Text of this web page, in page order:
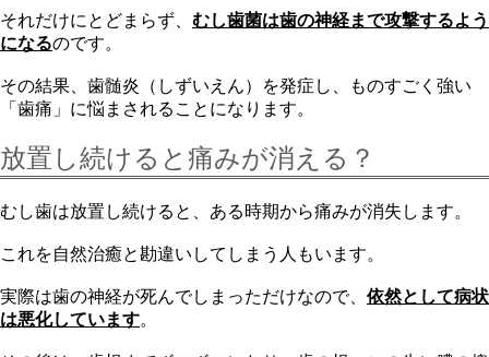
それだけにとどまらず、 むし歯菌は歯の神経まで攻撃するよう
になるのです。
その結果、歯髄炎（しずいえん）を発症し、ものすごく強い
「歯痛」に悩まされることになります。
放置し続けると痛みが消える？
むし歯は放置し続けると、ある時期から痛みが消失します。
これを自然治癒と勘違いしてしまう人もいます。
実際は歯の神経が死んでしまっただけなので、 依然として病状
は悪化しています。